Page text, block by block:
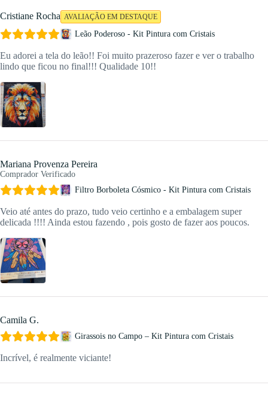
Cristiane Rocha AVALIAÇÃO EM DESTAQUE
Leão Poderoso - Kit Pintura com Cristais
Eu adorei a tela do leão!! Foi muito prazeroso fazer e ver o trabalho
lindo que ficou no final!!! Qualidade 10!!
Mariana Provenza Pereira
Comprador Verificado
Filtro Borboleta Cósmico - Kit Pintura com Cristais
Veio até antes do prazo, tudo veio certinho e a embalagem super
delicada !!!! Ainda estou fazendo , pois gosto de fazer aos poucos.
Camila G.
Girassois no Campo – Kit Pintura com Cristais
Incrível, é realmente viciante!